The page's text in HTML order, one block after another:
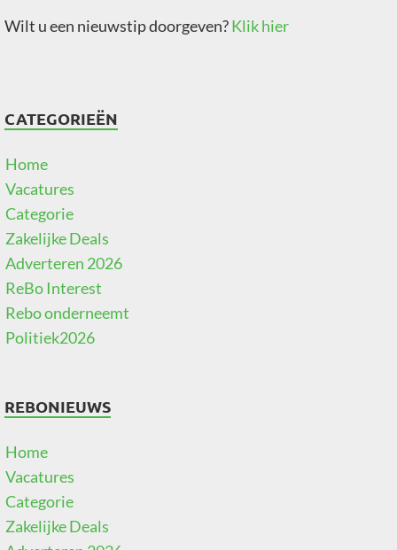
Wilt u een nieuwstip doorgeven?Klik hier
CATEGORIEËN
Home
Vacatures
Categorie
Zakelijke Deals
Adverteren 2026
ReBo Interest
Rebo onderneemt
Politiek2026
REBONIEUWS
Home
Vacatures
Categorie
Zakelijke Deals